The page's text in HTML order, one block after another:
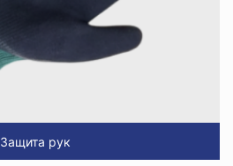
Защита рук